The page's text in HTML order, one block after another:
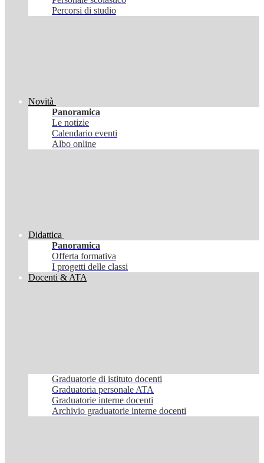
Percorsi di studio
Novità
Panoramica
Le notizie
Calendario eventi
Albo online
Didattica
Panoramica
Offerta formativa
I progetti delle classi
Docenti & ATA
Graduatorie di istituto docenti
Graduatoria personale ATA
Graduatorie interne docenti
Archivio graduatorie interne docenti